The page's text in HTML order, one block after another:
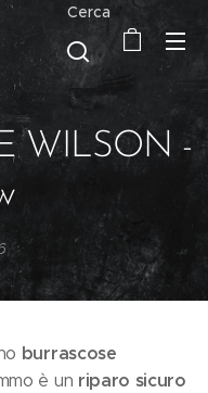
Cerca
WILSON -
burrascose
è un riparo sicuro